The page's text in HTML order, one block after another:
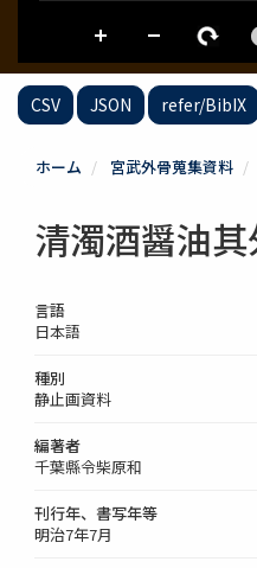
CSV JSON refer/BibIX
ホーム 宮武外骨蒐集資料
清濁酒醤油
言語
日本語
種別
静止画資料
編著者
千葉縣令柴原和
刊行年、書写年等
明治7年7月